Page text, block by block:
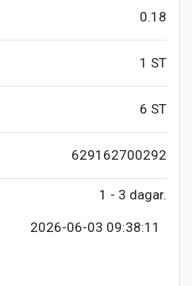
0.18
1 ST
6 ST
629162700292
1 - 3 dagar.
2026-06-03 09:38:11